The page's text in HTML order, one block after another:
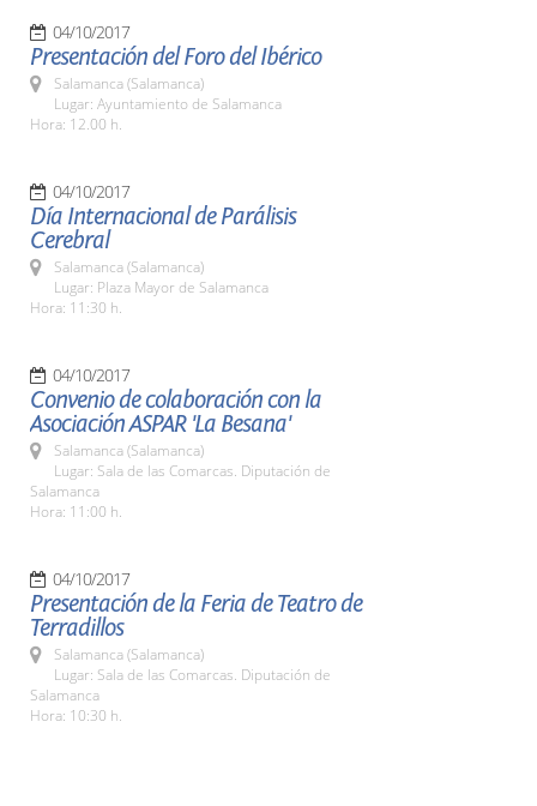
04/10/2017
Presentación del Foro del Ibérico
Salamanca (Salamanca)
Lugar: Ayuntamiento de Salamanca
Hora: 12.00 h.
04/10/2017
Día Internacional de Parálisis
Cerebral
Salamanca (Salamanca)
Lugar: Plaza Mayor de Salamanca
Hora: 11:30 h.
04/10/2017
Convenio de colaboración con la
Asociación ASPAR 'La Besana'
Salamanca (Salamanca)
Lugar: Sala de las Comarcas. Diputación de
Salamanca
Hora: 11:00 h.
04/10/2017
Presentación de la Feria de Teatro de
Terradillos
Salamanca (Salamanca)
Lugar: Sala de las Comarcas. Diputación de
Salamanca
Hora: 10:30 h.